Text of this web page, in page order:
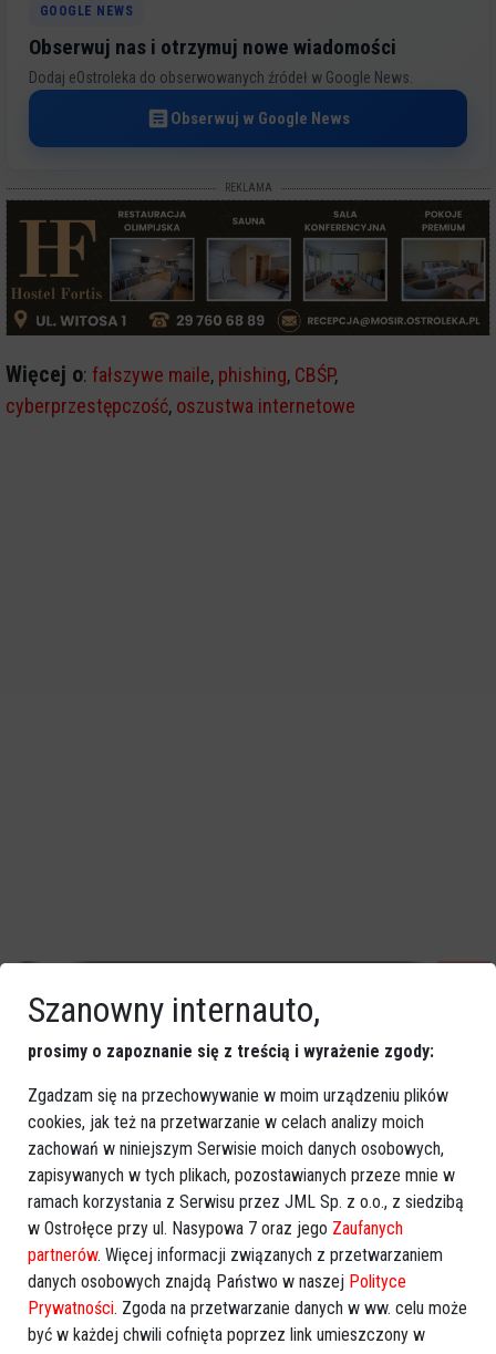
GOOGLE NEWS
Obserwuj nas i otrzymuj nowe wiadomości
Dodaj eOstroleka do obserwowanych źródeł w Google News.
Obserwuj w Google News
REKLAMA
Więcej o: fałszywe maile, phishing, CBŚP,
cyberprzestępczość, oszustwa internetowe
Szanowny internauto,
prosimy o zapoznanie się z treścią i wyrażenie zgody:
Zgadzam się na przechowywanie w moim urządzeniu plików
cookies, jak też na przetwarzanie w celach analizy moich
zachowań w niniejszym Serwisie moich danych osobowych,
zapisywanych w tych plikach, pozostawianych przeze mnie w
ramach korzystania z Serwisu przez JML Sp. z o.o., z siedzibą
w Ostrołęce przy ul. Nasypowa 7 oraz jego Zaufanych
partnerów. Więcej informacji związanych z przetwarzaniem
danych osobowych znajdą Państwo w naszej Polityce
Prywatności. Zgoda na przetwarzanie danych w ww. celu może
być w każdej chwili cofnięta poprzez link umieszczony w